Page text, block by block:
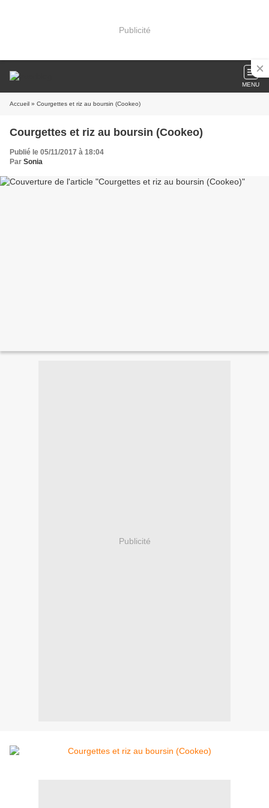
Publicité
MENU
Accueil » Courgettes et riz au boursin (Cookeo)
Courgettes et riz au boursin (Cookeo)
Publié le 05/11/2017 à 18:04
Par Sonia
Publicité